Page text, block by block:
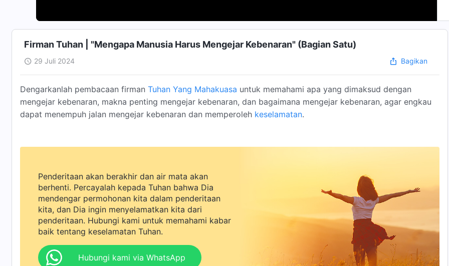
Firman Tuhan | "Mengapa Manusia Harus Mengejar Kebenaran" (Bagian Satu)
29 Juli 2024 Bagikan
Dengarkanlah pembacaan firman Tuhan Yang Mahakuasa untuk memahami apa yang dimaksud dengan
mengejar kebenaran, makna penting mengejar kebenaran, dan bagaimana mengejar kebenaran, agar engkau
dapat menempuh jalan mengejar kebenaran dan memperoleh keselamatan.
Penderitaan akan berakhir dan air mata akan
berhenti. Percayalah kepada Tuhan bahwa Dia
mendengar permohonan kita dalam penderitaan
kita, dan Dia ingin menyelamatkan kita dari
penderitaan. Hubungi kami untuk memahami kabar
baik tentang keselamatan Tuhan.
Hubungi kami via WhatsApp